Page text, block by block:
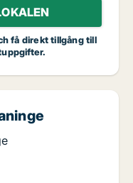
få direkt tillgång till